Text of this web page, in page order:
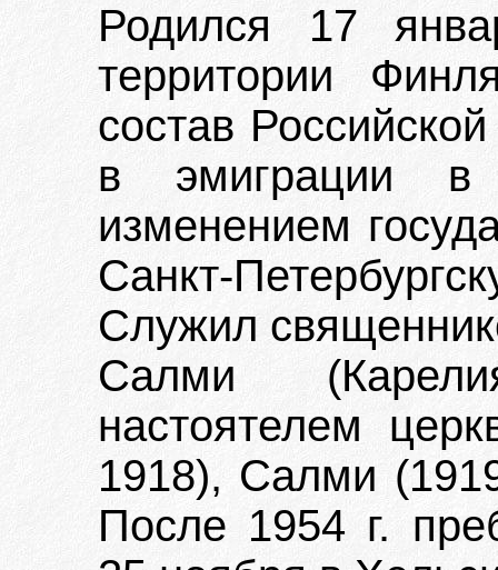
Родился 17
территории
состав
в эмиграции
изменением
Санкт-
Служил
Салми
настоятелем
1918), Салми
После 1954 г.